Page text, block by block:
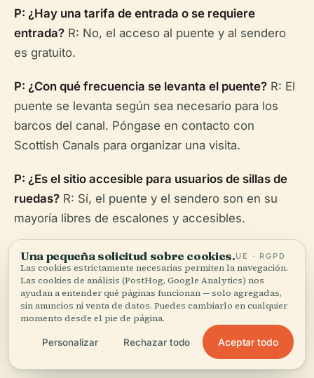
P: ¿Hay una tarifa de entrada o se requiere
entrada? R: No, el acceso al puente y al sendero
es gratuito.
P: ¿Con qué frecuencia se levanta el puente? R: El
puente se levanta según sea necesario para los
barcos del canal. Póngase en contacto con
Scottish Canals para organizar una visita.
P: ¿Es el sitio accesible para usuarios de sillas de
ruedas? R: Sí, el puente y el sendero son en su
mayoría libres de escalones y accesibles.
P: ¿Hay visitas guiadas disponibles?R:
Ocasionalmente, las caminatas locales de
patrimonio incluyen el puente; consulte los centros
de visitantes para obtener detalles.
Una pequeña solicitud sobre cookies.UE · RGPD
Las cookies estrictamente necesarias permiten la navegación.
Las cookies de análisis (PostHog, Google Analytics) nos
ayudan a entender qué páginas funcionan — solo agregadas,
sin anuncios ni venta de datos. Puedes cambiarlo en cualquier
momento desde el pie de página.
Personalizar Rechazar todo Aceptar todo